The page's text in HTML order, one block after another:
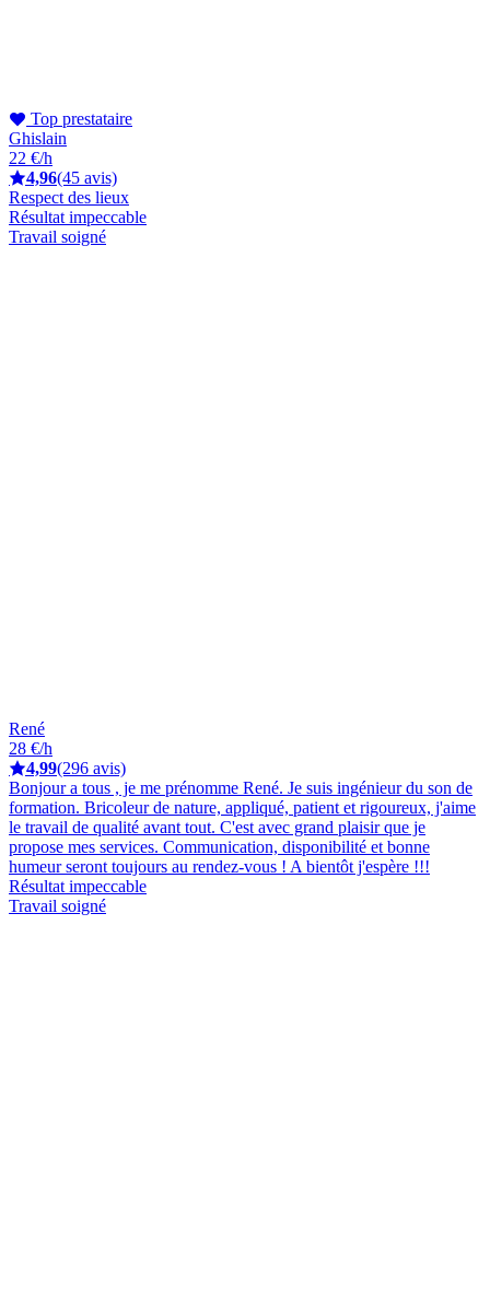
Top prestataire
Ghislain
22 €/h
4,96(45 avis)
Respect des lieux
Résultat impeccable
Travail soigné
René
28 €/h
4,99(296 avis)
Bonjour a tous , je me prénomme René. Je suis ingénieur du son de
formation. Bricoleur de nature, appliqué, patient et rigoureux, j'aime
le travail de qualité avant tout. C'est avec grand plaisir que je
propose mes services. Communication, disponibilité et bonne
humeur seront toujours au rendez-vous ! A bientôt j'espère !!!
Résultat impeccable
Travail soigné